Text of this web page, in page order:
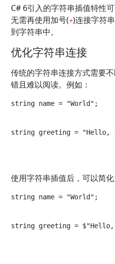
C# 6引入的字符串插值特性
无需再使用加号(+)连接字符
到字符串中。
优化字符串连接
传统的字符串连接方式需要
错且难以阅读。例如：
string name = "World";
string greeting = "Hello,
使用字符串插值后，可以简化
string name = "World";
string greeting = $"Hello,